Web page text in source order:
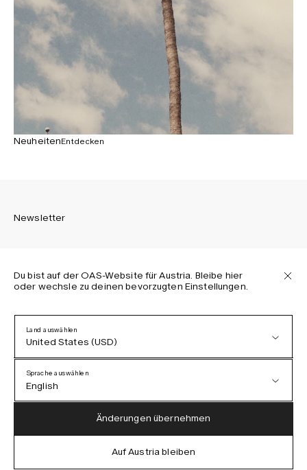
NeuheitenEntdecken
Newsletter
Melden Sie sich an, um die neuesten Informationen über
Datenschutzerklärung
AGB
Barrierefreiheit
Cookie-Richtlinie
Du bist auf der OAS-Website für Austria. Bleibe hier
oder wechsle zu deinen bevorzugten Einstellungen.
Land auswählen
United States (USD)
Austria (EUR)
Sprache auswählen
English
German
Änderungen übernehmen
Auf Austria bleiben